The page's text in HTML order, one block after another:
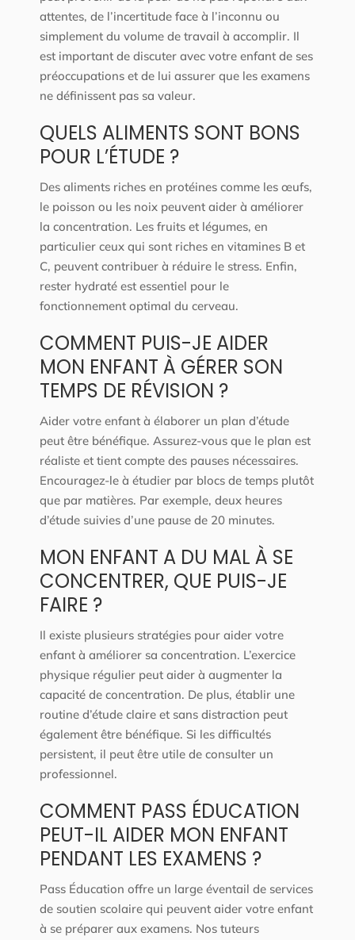
attentes, de l’incertitude face à l’inconnu ou
simplement du volume de travail à accomplir. Il
est important de discuter avec votre enfant de ses
préoccupations et de lui assurer que les examens
ne définissent pas sa valeur.
QUELS ALIMENTS SONT BONS
POUR L’ÉTUDE ?
Des aliments riches en protéines comme les œufs,
le poisson ou les noix peuvent aider à améliorer
la concentration. Les fruits et légumes, en
particulier ceux qui sont riches en vitamines B et
C, peuvent contribuer à réduire le stress. Enfin,
rester hydraté est essentiel pour le
fonctionnement optimal du cerveau.
COMMENT PUIS-JE AIDER
MON ENFANT À GÉRER SON
TEMPS DE RÉVISION ?
Aider votre enfant à élaborer un plan d’étude
peut être bénéfique. Assurez-vous que le plan est
réaliste et tient compte des pauses nécessaires.
Encouragez-le à étudier par blocs de temps plutôt
que par matières. Par exemple, deux heures
d’étude suivies d’une pause de 20 minutes.
MON ENFANT A DU MAL À SE
CONCENTRER, QUE PUIS-JE
FAIRE ?
Il existe plusieurs stratégies pour aider votre
enfant à améliorer sa concentration. L’exercice
physique régulier peut aider à augmenter la
capacité de concentration. De plus, établir une
routine d’étude claire et sans distraction peut
également être bénéfique. Si les difficultés
persistent, il peut être utile de consulter un
professionnel.
COMMENT PASS ÉDUCATION
PEUT-IL AIDER MON ENFANT
PENDANT LES EXAMENS ?
Pass Éducation offre un large éventail de services
de soutien scolaire qui peuvent aider votre enfant
à se préparer aux examens. Nos tuteurs